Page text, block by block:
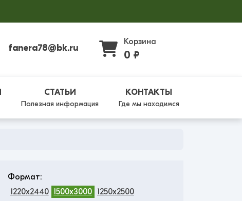
fanera78@bk.ru
Корзина
0 ₽
СТАТЬИ
Полезная информация
КОНТАКТЫ
Где мы находимся
Формат:
1220x2440 1500x3000 1250x2500